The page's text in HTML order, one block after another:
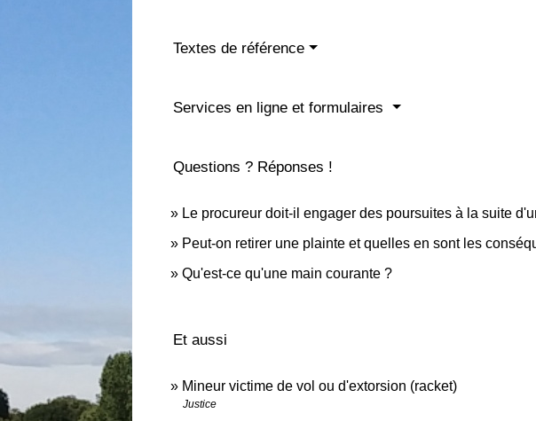
Textes de référence
Services en ligne et formulaires
Questions ? Réponses !
Le procureur doit-il engager des poursuites à la suite
Peut-on retirer une plainte et quelles en sont les
Qu'est-ce qu'une main courante ?
Et aussi
Mineur victime de vol ou d'extorsion (racket)
Justice